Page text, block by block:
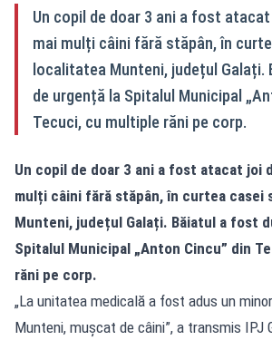
Un copil de doar 3 ani a fost
mai mulți câini fără stăpân, în
localitatea Munteni, județul Galați.
de urgență la Spitalul Municipal
Tecuci, cu multiple răni pe corp.
Un copil de doar 3 ani a fost atacat joi
mulți câini fără stăpân, în curtea casei
Munteni, județul Galați. Băiatul a fost
Spitalul Municipal „Anton Cincu” din
răni pe corp.
„La unitatea medicală a fost adus un
Munteni, muşcat de câini”, a transmis IPJ